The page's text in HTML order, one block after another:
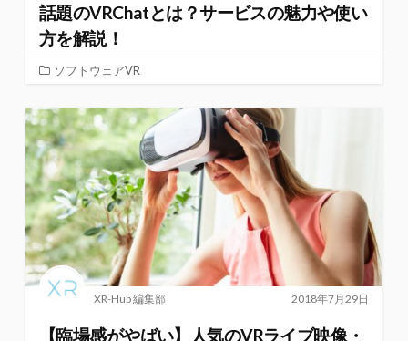
話題のVRChatとは？サービスの魅力や使い
方を解説！
ソフトウェアVR
2018年7月29日
XR-Hub 編集部
【臨場感がやばい】人気のVRライブ映像・